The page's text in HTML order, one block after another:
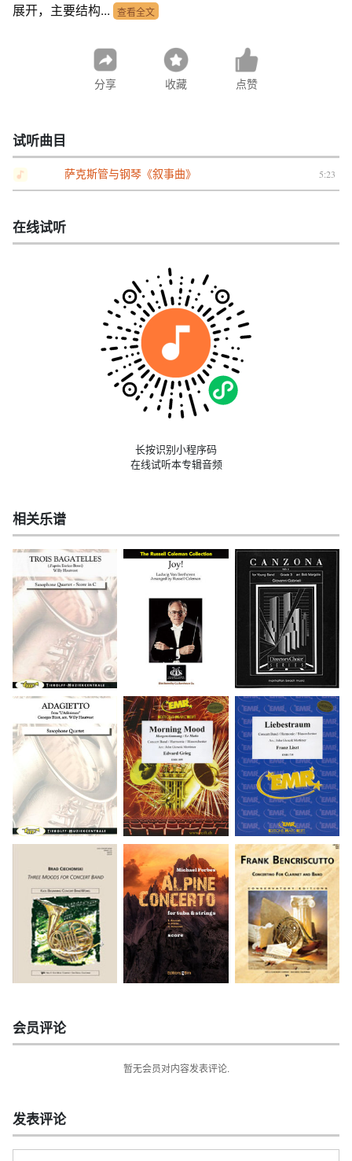
展开，主要结构... 查看全文
分享 收藏 点赞
试听曲目
萨克斯管与钢琴《叙事曲》 5:23
在线试听
长按识别小程序码
在线试听本专辑音频
相关乐谱
会员评论
暂无会员对内容发表评论.
发表评论